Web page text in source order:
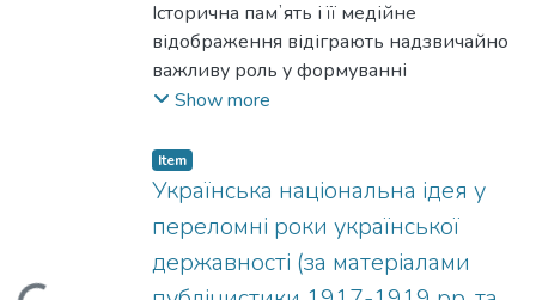
виданнях, які формували суспільні
погляди та впливали на колективну
свідомість.
імені І. І. Мечникова, 2024)
Архангородська, Анастасія Ігорівна
Історична памʼять і її медійне
відображення відіграють надзвичайно
важливу роль у формуванні
національної ідентичності та
контексті ці питання мають особливе
значення, оскільки багато історичних
подій і постатей досі залишаються
обʼєктами гострих суспільних дискусій,
а також інструментами ідеологічної
Show more
Item
Українська національна ідея у
переломні роки української
державності (за матеріалами